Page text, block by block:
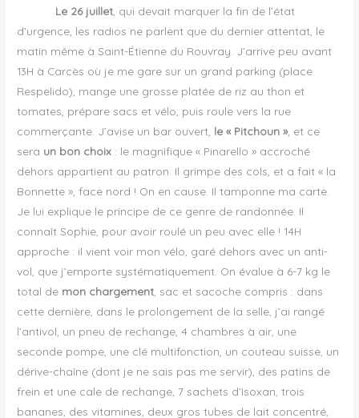
Le 26 juillet , qui devait marquer la fin de l’état
d’urgence, les radios ne parlent que du dernier attentat, le
matin même à Saint-Étienne du Rouvray. J’arrive peu avant
13H à Carcès où je me gare sur un grand parking (place
Respelido), mange une grosse platée de riz au thon et
tomates, prépare sacs et vélo, puis roule vers la rue
commerçante. J’avise un bar ouvert, le « Pitchoun », et ce
sera un bon choix : le magnifique « Pinarello » accroché
dehors appartient au patron. Il grimpe des cols, et a fait « la
Bonnette », face nord ! On en cause. Il tamponne ma carte.
Je lui explique le principe de ce genre de randonnée. Il
connaît Sophie, pour avoir roulé un peu avec elle ! 14H
approche : il vient voir mon vélo, garé dehors avec un anti-
vol, que j’emporte systématiquement. On évalue à 6-7 kg le
total de mon chargement , sac et sacoche compris : dans
cette dernière, dans le prolongement de la selle, j’ai rangé
l’antivol, un pneu de rechange, 4 chambres à air, une
seconde pompe, une clé multifonction, un couteau suisse, un
dérive-chaîne (dont je ne sais pas me servir), des patins de
frein et une cale de rechange, 7 sachets d’Isoxan, trois
bananes, des vitamines, deux gros tubes de lait concentré,